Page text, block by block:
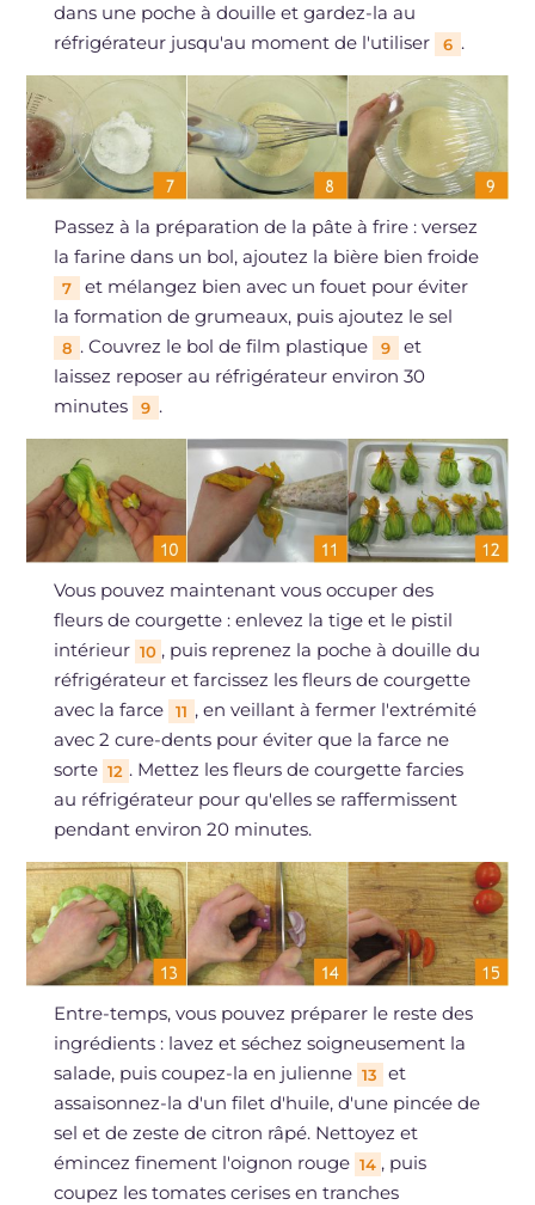
dans une poche à douille et gardez-la au
réfrigérateur jusqu'au moment de l'utiliser
6 .
Passez à la préparation de la pâte à frire : versez
la farine dans un bol, ajoutez la bière bien froide
7
et mélangez bien avec un fouet pour éviter
la formation de grumeaux, puis ajoutez le sel
8 . Couvrez le bol de film plastique 9
et
laissez reposer au réfrigérateur environ 30
minutes
9 .
Vous pouvez maintenant vous occuper des
fleurs de courgette : enlevez la tige et le pistil
intérieur 10 , puis reprenez la poche à douille du
réfrigérateur et farcissez les fleurs de courgette
avec la farce
11 , en veillant à fermer l'extrémité
avec 2 cure-dents pour éviter que la farce ne
sorte 12 . Mettez les fleurs de courgette farcies
au réfrigérateur pour qu'elles se raffermissent
pendant environ 20 minutes.
Entre-temps, vous pouvez préparer le reste des
ingrédients : lavez et séchez soigneusement la
salade, puis coupez-la en julienne 13
et
assaisonnez-la d'un filet d'huile, d'une pincée de
sel et de zeste de citron râpé. Nettoyez et
émincez finement l'oignon rouge 14 , puis
coupez les tomates cerises en tranches